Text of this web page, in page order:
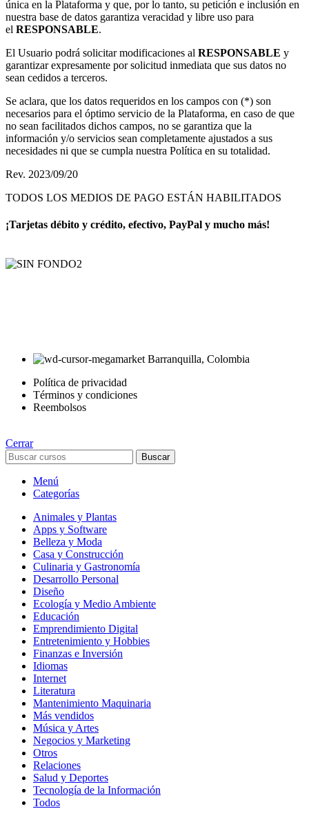
única en la Plataforma y que, por lo tanto, su petición e inclusión en
nuestra base de datos garantiza veracidad y libre uso para
el RESPONSABLE.
El Usuario podrá solicitar modificaciones al RESPONSABLE y
garantizar expresamente por solicitud inmediata que sus datos no
sean cedidos a terceros.
Se aclara, que los datos requeridos en los campos con (*) son
necesarios para el óptimo servicio de la Plataforma, en caso de que
no sean facilitados dichos campos, no se garantiza que la
información y/o servicios sean completamente ajustados a sus
necesidades ni que se cumpla nuestra Política en su totalidad.
Rev. 2023/09/20
TODOS LOS MEDIOS DE PAGO ESTÁN HABILITADOS
¡Tarjetas débito y crédito, efectivo, PayPal y mucho más!
Barranquilla, Colombia
Política de privacidad
Términos y condiciones
Reembolsos
Cerrar
Buscar
Menú
Categorías
Animales y Plantas
Apps y Software
Belleza y Moda
Casa y Construcción
Culinaria y Gastronomía
Desarrollo Personal
Diseño
Ecología y Medio Ambiente
Educación
Emprendimiento Digital
Entretenimiento y Hobbies
Finanzas e Inversión
Idiomas
Internet
Literatura
Mantenimiento Maquinaria
Más vendidos
Música y Artes
Negocios y Marketing
Otros
Relaciones
Salud y Deportes
Tecnología de la Información
Todos